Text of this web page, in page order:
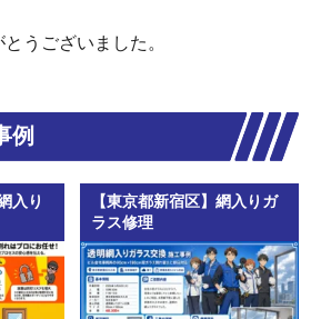
うございました。
例
入り
【東京都新宿区】網入りガ
ラス修理